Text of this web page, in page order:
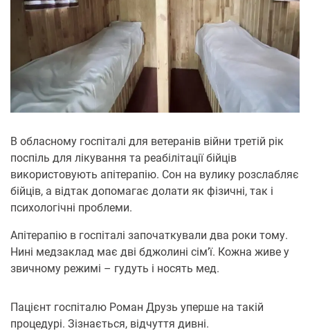
В обласному госпіталі для ветеранів війни третій рік
поспіль для лікування та реабілітації бійців
використовують апітерапію. Сон на вулику розслабляє
бійців, а відтак допомагає долати як фізичні, так і
психологічні проблеми.
Апітерапію в госпіталі започаткували два роки тому.
Нині медзаклад має дві бджолині сім’ї. Кожна живе у
звичному режимі – гудуть і носять мед.
Пацієнт госпіталю Роман Друзь уперше на такій
процедурі. Зізнається, відчуття дивні.